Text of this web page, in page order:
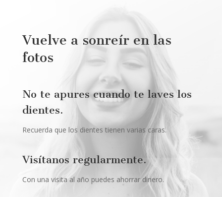
Vuelve a sonreír en las
fotos
No te apures cuando te laves los
dientes.
Recuerda que los dientes tienen varias caras.
Visítanos regularmente.
Con una visita al año puedes ahorrar dinero.